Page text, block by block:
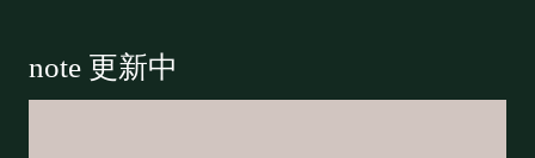
note 更新中